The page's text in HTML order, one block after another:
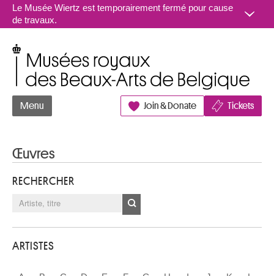
Aller au contenu
Le Musée Wiertz est temporairement fermé pour cause
de travaux.
Menu Join & Donate Tickets
Œuvres
RECHERCHER
ARTISTES